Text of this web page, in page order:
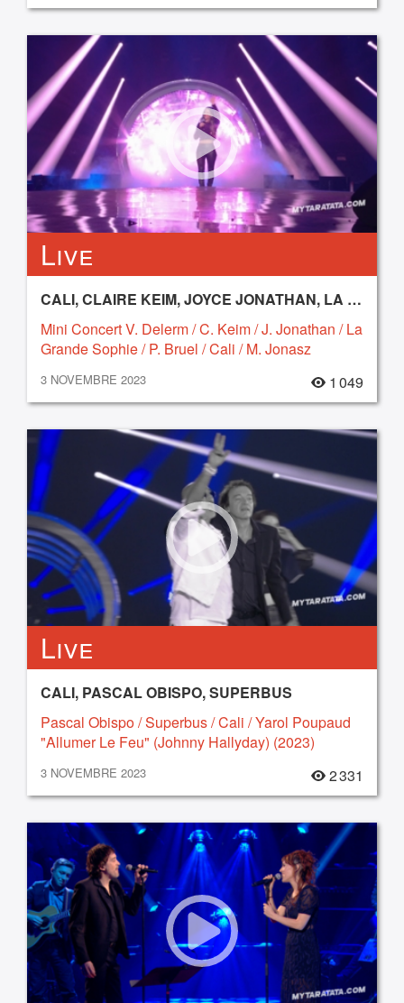
Live
CALI, CLAIRE KEIM, JOYCE JONATHAN, LA GRANDE SOPHIE, MICHEL JONASZ, PATRICK BRUEL, VINCENT DELERM
Mini Concert V. Delerm / C. Keim / J. Jonathan / La
Grande Sophie / P. Bruel / Cali / M. Jonasz
3 NOVEMBRE 2023 1 049
Live
CALI, PASCAL OBISPO, SUPERBUS
Pascal Obispo / Superbus / Cali / Yarol Poupaud
"Allumer Le Feu" (Johnny Hallyday) (2023)
3 NOVEMBRE 2023 2 331